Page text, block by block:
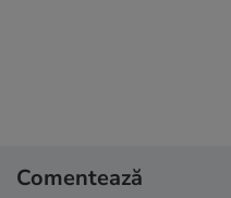
Comentează